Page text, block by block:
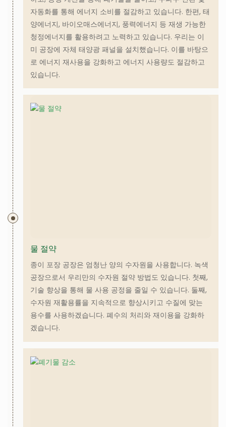
자동화를 통해 에너지 소비를 절감하고 있습니다. 한편, 태
양에너지, 바이오매스에너지, 풍력에너지 등 재생 가능한
청정에너지를 활용하려고 노력하고 있습니다. 우리는 이
미 공장에 자체 태양광 패널을 설치했습니다. 이를 바탕으
로 에너지 재사용을 강화하고 에너지 사용량도 절감하고
있습니다.
물 절약
종이 포장 공장은 엄청난 양의 수자원을 사용합니다. 녹색
공장으로서 우리만의 수자원 절약 방법도 있습니다. 첫째,
기술 향상을 통해 물 사용 공정을 줄일 수 있습니다. 둘째,
수자원 재활용률을 지속적으로 향상시키고 수질에 맞는
용수를 사용하겠습니다. 폐수의 처리와 재이용을 강화하
겠습니다.